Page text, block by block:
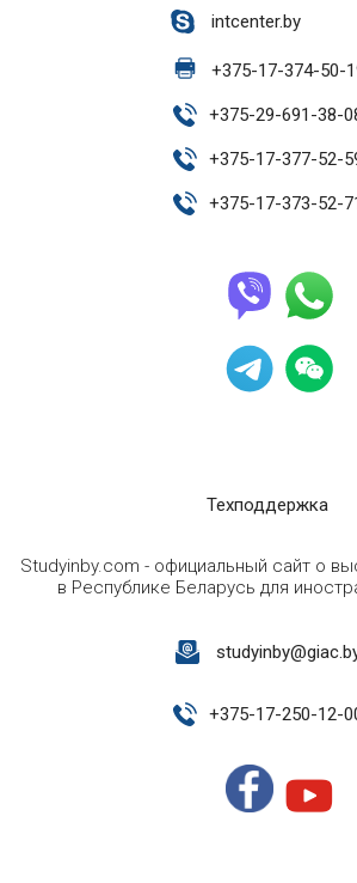
intcenter.by
+375-17-374-50-
+375-29-691-38-
+375-17-377-52-
+375-17-373-52-
Техподдержка
Studyinby.com - официальный сайт о
в Республике Беларусь для
+375-17-250-12-